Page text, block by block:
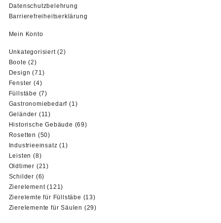
Datenschutzbelehrung
Barrierefreiheitserklärung
Mein Konto
Unkategorisiert 22
Boote 22
Produkte
Design 7171
Produkte
Fenster 44
Produkte
Füllstäbe 77
Produkte
Gastronomiebedarf 11
Geländer 1111
Produkte
Historische Gebäude 6969
Rosetten 5050
Produkte
Industrieeinsatz 11
Leisten 88
Produkte
Oldtimer 2121
Schilder 66
Produkte
Zierelement 121121
Produkte
Zierelemte für Füllstäbe 1313
Produkte
Zierelemente für Säulen 2929